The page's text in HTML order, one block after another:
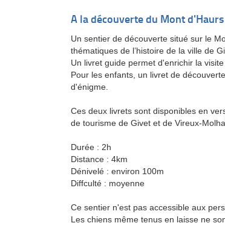
A la découverte du Mont d'Haurs
Un sentier de découverte situé sur le
thématiques de l’histoire de la ville de
Un livret guide permet d'enrichir la
Pour les enfants, un livret de
d'énigme.
Ces deux livrets sont disponibles en
de tourisme de Givet et de Vireux-
Durée : 2h
Distance : 4km
Dénivelé : environ 100m
Diffculté : moyenne
Ce sentier n'est pas accessible aux
Les chiens même tenus en laisse ne